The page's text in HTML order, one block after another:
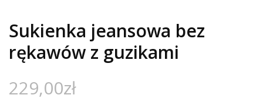
Sukienka jeansowa bez
rękawów z guzikami
229,00zł